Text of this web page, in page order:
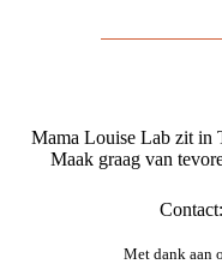
Mama Louise Lab zit in
Maak graag van
Contact:
Met dank aan